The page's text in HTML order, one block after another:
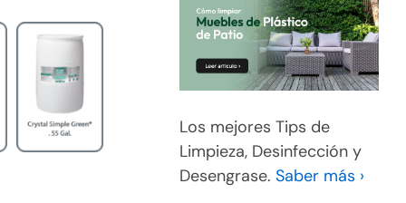
Los mejores Tips de
Limpieza, Desinfección y
Desengrase.Saber más ›